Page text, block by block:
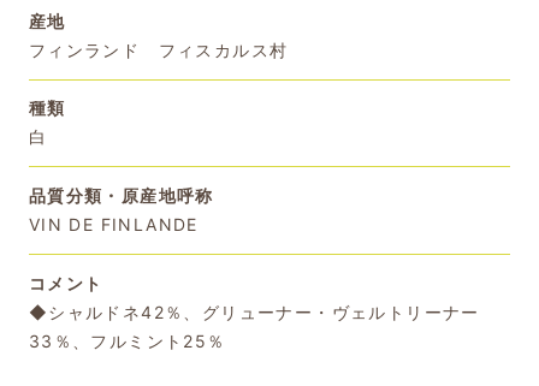
産地
フィンランド フィスカルス村
種類
白
品質分類・原産地呼称
VIN DE FINLANDE
コメント
◆シャルドネ42％、グリューナー・ヴェルトリーナー
33％、フルミント25％